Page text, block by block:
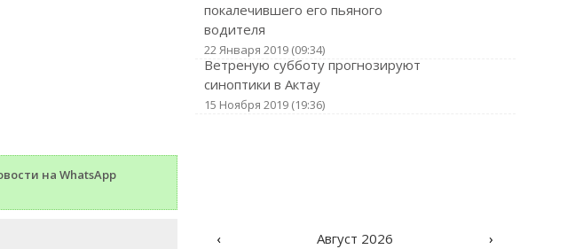
на WhatsApp
покалечившего его пьяного
водителя
22 Января 2019 (09:34)
Ветреную субботу прогнозируют
синоптики в Актау
15 Ноября 2019 (19:36)
‹ Август 2026 ›